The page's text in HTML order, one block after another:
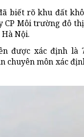
biết rõ khu đất
Môi trường đô
Nội.
xác định là
chuyên môn xác